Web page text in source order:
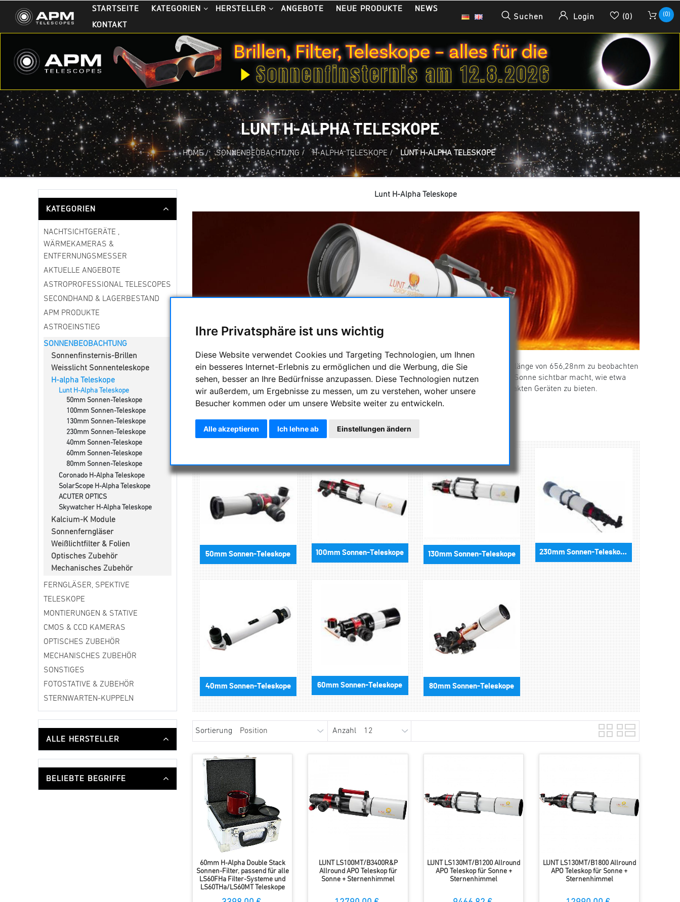
Ihre Privatsphäre ist uns wichtig
Diese Website verwendet Cookies und Targeting Technologien, um Ihnen
ein besseres Internet-Erlebnis zu ermöglichen und die Werbung, die Sie
sehen, besser an Ihre Bedürfnisse anzupassen. Diese Technologien nutzen
wir außerdem, um Ergebnisse zu messen, um zu verstehen, woher unsere
Besucher kommen oder um unsere Website weiter zu entwickeln.
Alle akzeptieren Ich lehne ab Einstellungen ändern
STARTSEITE KATEGORIEN HERSTELLER ANGEBOTE NEUE PRODUKTE
NEWS
KONTAKT
Suchen Login (0) (0)
LUNT H-ALPHA TELESKOPE
HOME / SONNENBEOBACHTUNG / H-ALPHA TELESKOPE / LUNT H-ALPHA TELESKOPE
KATEGORIEN
NACHTSICHTGERÄTE ,
WÄRMEKAMERAS &
ENTFERNUNGSMESSER
AKTUELLE ANGEBOTE
ASTROPROFESSIONAL TELESCOPES
SECONDHAND & LAGERBESTAND
APM PRODUKTE
ASTROEINSTIEG
SONNENBEOBACHTUNG
Sonnenfinsternis-Brillen
Weisslicht Sonnenteleskope
H-alpha Teleskope
Lunt H-Alpha Teleskope
50mm Sonnen-Teleskope
100mm Sonnen-Teleskope
130mm Sonnen-Teleskope
230mm Sonnen-Teleskope
40mm Sonnen-Teleskope
60mm Sonnen-Teleskope
80mm Sonnen-Teleskope
Coronado H-Alpha Teleskope
SolarScope H-Alpha Teleskope
ACUTER OPTICS
Skywatcher H-Alpha Teleskope
Kalcium-K Module
Sonnenferngläser
Weißlichtfilter & Folien
Optisches Zubehör
Mechanisches Zubehör
FERNGLÄSER, SPEKTIVE
TELESKOPE
MONTIERUNGEN & STATIVE
CMOS & CCD KAMERAS
OPTISCHES ZUBEHÖR
MECHANISCHES ZUBEHÖR
SONSTIGES
FOTOSTATIVE & ZUBEHÖR
STERNWARTEN-KUPPELN
ALLE HERSTELLER
BELIEBTE BEGRIFFE
Lunt H-Alpha Teleskope
Komplette H-Alpha Teleskope mit denen Sie sofort beginnen können die Sonne in der Wellenlänge von 656,28nm zu beobachten
und zu fotografieren. Die bei weitem interessanteste Emissionslinie, die viele Details auf der Sonne sichtbar macht, wie etwa
Protuberanzen und Filamente. Die Systeme sind optimiert um die höchste Leistung in kompakten Geräten zu bieten.
Lunt H-Alpha Teleskope
50mm Sonnen-Teleskope 100mm Sonnen-Teleskope 130mm Sonnen-Teleskope 230mm Sonnen-Teleskope
40mm Sonnen-Teleskope 60mm Sonnen-Teleskope 80mm Sonnen-Teleskope
Sortierung Anzahl
60mm H-Alpha Double Stack
Sonnen-Filter, passend für alle
LS60FHa Filter-Systeme und
LS60THa/LS60MT Teleskope
LUNT LS100MT/B3400R&P
Allround APO Teleskop für
Sonne + Sternenhimmel
LUNT LS130MT/B1200 Allround
APO Teleskop für Sonne +
Sternenhimmel
LUNT LS130MT/B1800 Allround
APO Teleskop für Sonne +
Sternenhimmel